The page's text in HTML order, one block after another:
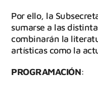
Por ello, la
sumarse a las
combinarán la
artísticas como la
PROGRAMACIÓN: